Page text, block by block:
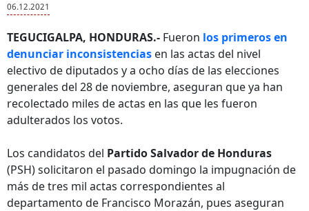
06.12.2021
TEGUCIGALPA, HONDURAS.- Fueron los primeros en
denunciar inconsistencias en las actas del nivel
electivo de diputados y a ocho días de las elecciones
generales del 28 de noviembre, aseguran que ya han
recolectado miles de actas en las que les fueron
adulterados los votos.
Los candidatos del Partido Salvador de Honduras
(PSH) solicitaron el pasado domingo la impugnación de
más de tres mil actas correspondientes al
departamento de Francisco Morazán, pues aseguran